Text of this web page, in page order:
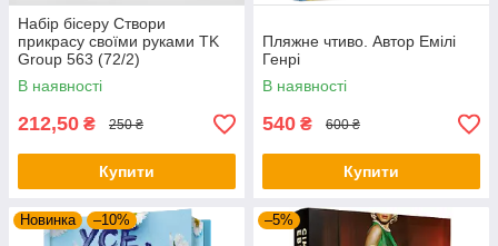
Набір бісеру Створи
прикрасу своїми руками TK
Group 563 (72/2)
В наявності
212,50 ₴ 250 ₴
Купити
Пляжне чтиво. Автор Емілі
Генрі
В наявності
540 ₴ 600 ₴
Купити
Новинка –10% –5%